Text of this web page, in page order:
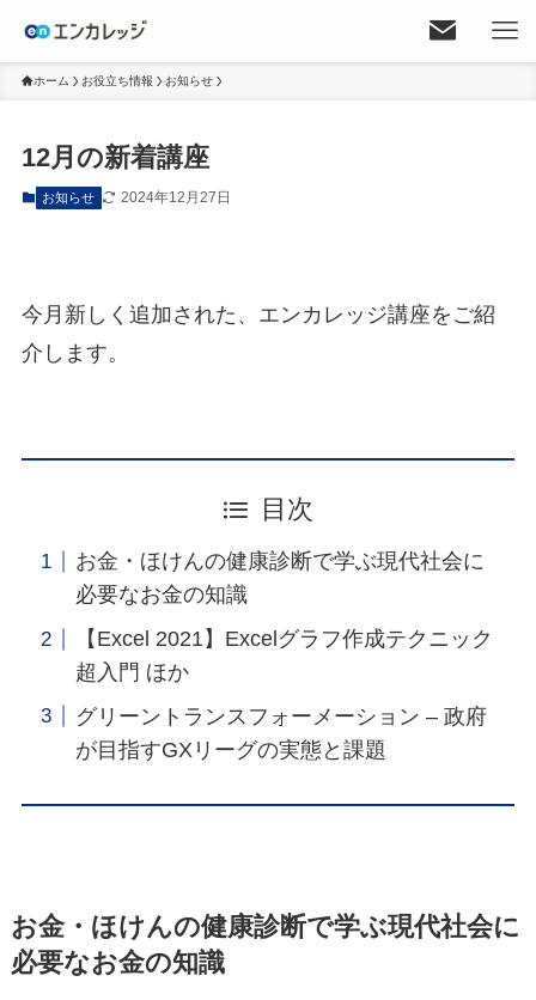
ホーム お役立ち情報 お知らせ
12月の新着講座
お知らせ 2024年12月27日
今月新しく追加された、エンカレッジ講座をご紹
介します。
目次
お金・ほけんの健康診断で学ぶ現代社会に
必要なお金の知識
【Excel 2021】Excelグラフ作成テクニック
超入門 ほか
グリーントランスフォーメーション – 政府
が目指すGXリーグの実態と課題
お金・ほけんの健康診断で学ぶ現代社会に
必要なお金の知識